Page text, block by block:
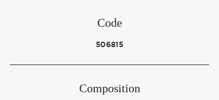
Code
506815
Composition
NEWS